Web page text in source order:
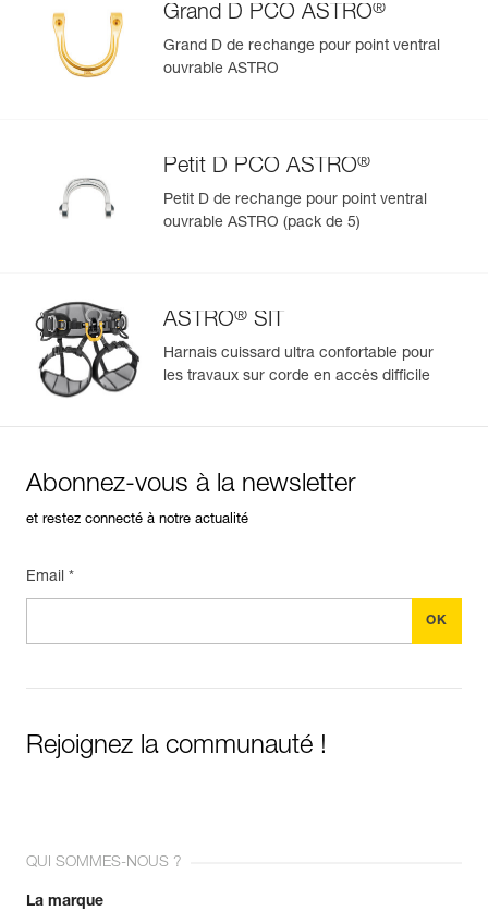
En savoir plus Grand D PCO ASTRO®
Grand D de rechange pour point ventral
ouvrable ASTRO
Petit D PCO ASTRO®
Petit D de rechange pour point ventral
ouvrable ASTRO (pack de 5)
ASTRO® SIT
Harnais cuissard ultra confortable pour
les travaux sur corde en accès difficile
Abonnez-vous à la newsletter
et restez connecté à notre actualité
Email *
Rejoignez la communauté !
QUI SOMMES-NOUS ?
La marque